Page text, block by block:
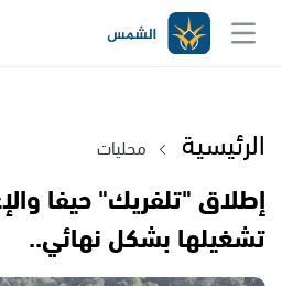
الرئيسية محليات
إطلاق "تلفريك" حيفا
تشغيلها بشكل نهائي..